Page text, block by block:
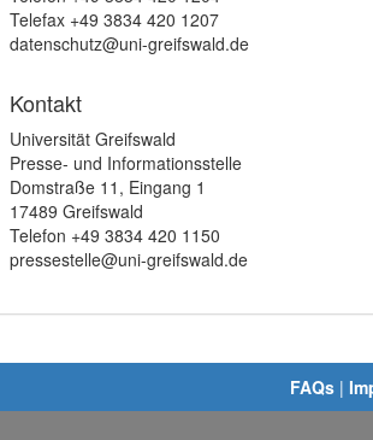
Telefax +49 3834 420 1207
datenschutz@uni-greifswald.de
Kontakt
Universität Greifswald
Presse- und Informationsstelle
Domstraße 11, Eingang 1
17489 Greifswald
Telefon +49 3834 420 1150
pressestelle@uni-greifswald.de
FAQs |